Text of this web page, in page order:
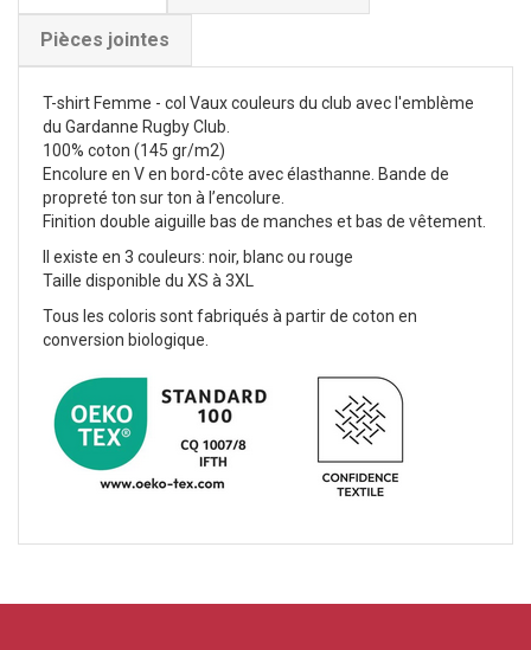
Pièces jointes
T-shirt Femme - col Vaux couleurs du club avec l'emblème
du Gardanne Rugby Club.
100% coton (145 gr/m2)
Encolure en V en bord-côte avec élasthanne. Bande de
propreté ton sur ton à l’encolure.
Finition double aiguille bas de manches et bas de vêtement.
Il existe en 3 couleurs: noir, blanc ou rouge
Taille disponible du XS à 3XL
Tous les coloris sont fabriqués à partir de coton en
conversion biologique.